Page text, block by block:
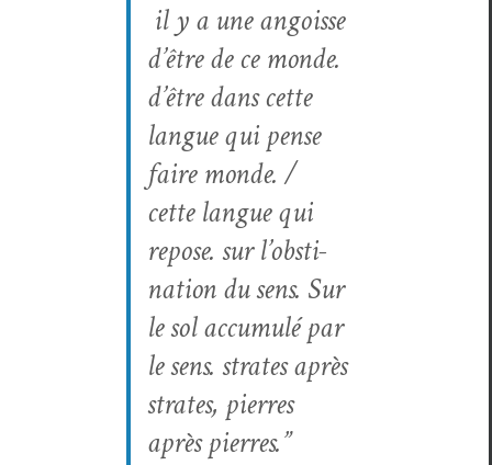
il y a une angoisse
d’être de ce monde.
d’être dans cette
langue qui pense
faire monde. /
cette langue qui
repose. sur l’ob­sti­
na­tion du sens. Sur
le sol accu­mulé par
le sens. strates après
strates, pier­res
après pier­res.”